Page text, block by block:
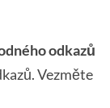
odkazů
Vezměte